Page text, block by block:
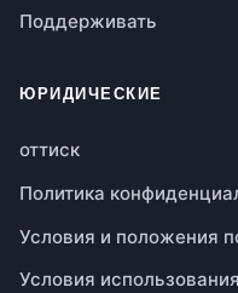
Поддерживать
ЮРИДИЧЕСКИЕ
оттиск
Политика
Условия и положения
Условия